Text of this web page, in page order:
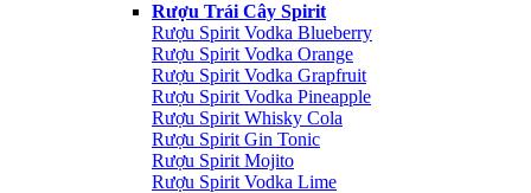
Rượu Trái Cây Spirit
Rượu Spirit Vodka Blueberry
Rượu Spirit Vodka Orange
Rượu Spirit Vodka Grapfruit
Rượu Spirit Vodka Pineapple
Rượu Spirit Whisky Cola
Rượu Spirit Gin Tonic
Rượu Spirit Mojito
Rượu Spirit Vodka Lime